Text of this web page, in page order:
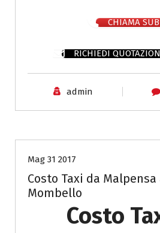
CHIAMA
RICHIEDI
admin
Mag 31 2017
Costo Taxi da Malpensa
Mombello
Costo